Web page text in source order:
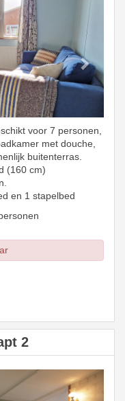
voor 7 personen,
met douche,
buitenterras.
(160 cm)
en 1 stapelbed
2
Next